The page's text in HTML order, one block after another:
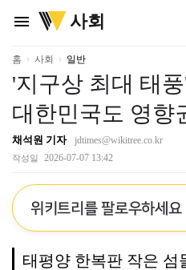
menu
위
키
리
사회
홈 사회 일반
'지구상 최대 태
대한민국도 영향
채석원 기자 jdtimes@wikitree.co.kr
작성일 2026-07-07 13:42
위키트리를 팔로우하세요
태평양 한복판 작은 섬